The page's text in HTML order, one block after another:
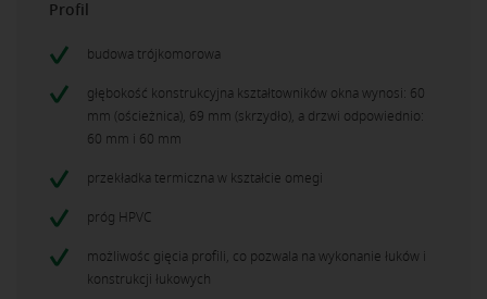
Profil
budowa trójkomorowa
głębokość konstrukcyjna kształtowników okna wynosi: 60
mm (ościeżnica), 69 mm (skrzydło), a drzwi odpowiednio:
60 mm i 60 mm
przekładka termiczna w kształcie omegi
próg HPVC
możliwośc gięcia profili, co pozwala na wykonanie łuków i
konstrukcji łukowych